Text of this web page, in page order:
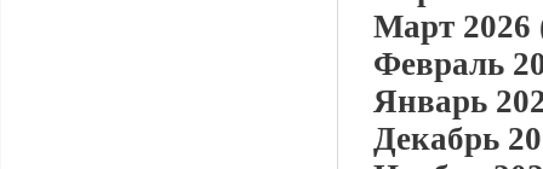
Март 2026
Февраль
Январь
Декабрь